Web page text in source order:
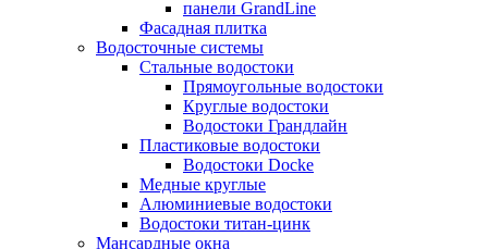
панели GrandLine
Фасадная плитка
Водосточные системы
Стальные водостоки
Прямоугольные водостоки
Круглые водостоки
Водостоки Грандлайн
Пластиковые водостоки
Водостоки Docke
Медные круглые
Алюминиевые водостоки
Водостоки титан-цинк
Мансардные окна